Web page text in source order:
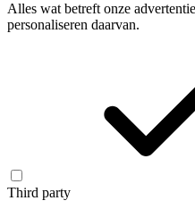
Alles wat betreft onze
personaliseren daarvan.
Third party